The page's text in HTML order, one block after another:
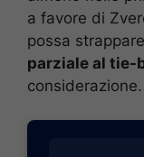
a favore di
possa
parziale al tie-
considerazione.